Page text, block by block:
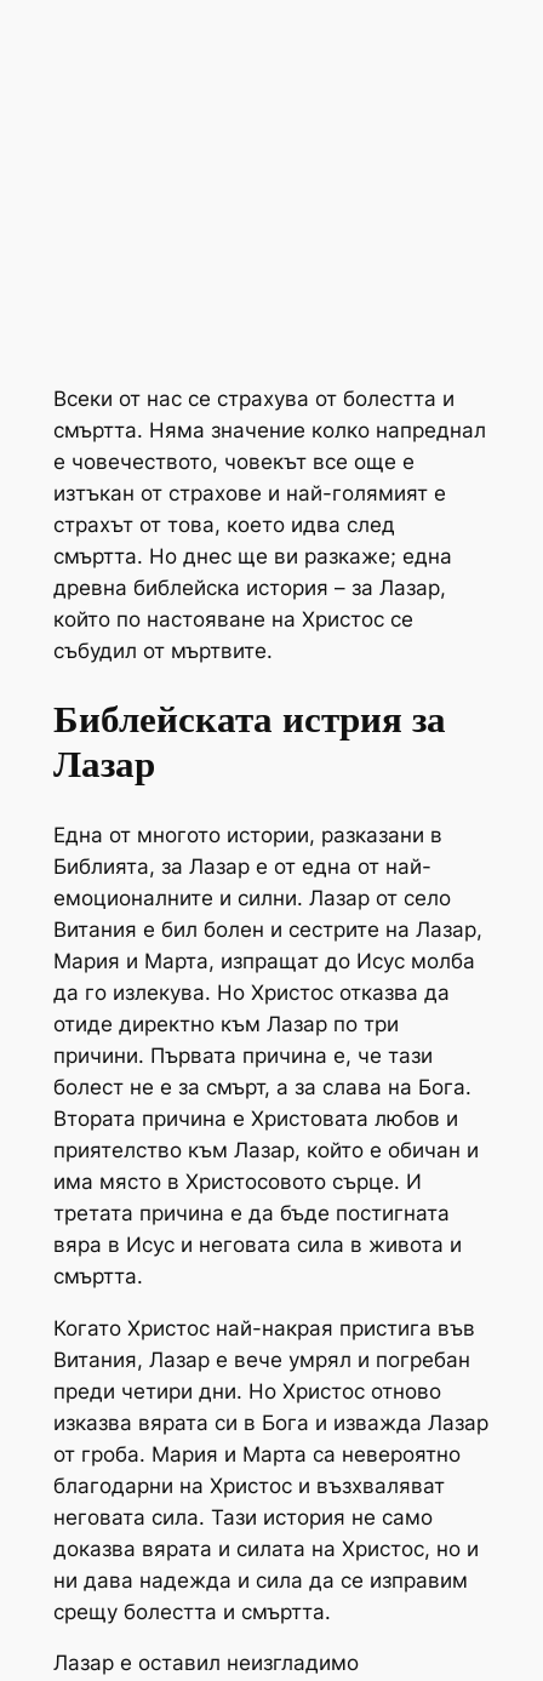
Всеки от нас се страхува от болестта и
смъртта. Няма значение колко напреднал
е човечеството, човекът все още е
изтъкан от страхове и най-голямият е
страхът от това, което идва след
смъртта. Но днес ще ви разкажe; една
древна библейска история – за Лазар,
който по настояване на Христос се
събудил от мъртвите.
Библейската истрия за
Лазар
Една от многото истории, разказани в
Библията, за Лазар е от една от най-
емоционалните и силни. Лазар от село
Витания е бил болен и сестрите на Лазар,
Мария и Марта, изпращат до Исус молба
да го излекува. Но Христос отказва да
отиде директно към Лазар по три
причини. Първата причина е, че тази
болест не е за смърт, а за слава на Бога.
Втората причина е Христовата любов и
приятелство към Лазар, който е обичан и
има място в Христосовото сърце. И
третата причина е да бъде постигната
вяра в Исус и неговата сила в живота и
смъртта.
Когато Христос най-накрая пристига във
Витания, Лазар е вече умрял и погребан
преди четири дни. Но Христос отново
изказва вярата си в Бога и изважда Лазар
от гроба. Мария и Марта са невероятно
благодарни на Христос и възхваляват
неговата сила. Тази история не само
доказва вярата и силата на Христос, но и
ни дава надежда и сила да се изправим
срещу болестта и смъртта.
Лазар е оставил неизгладимо